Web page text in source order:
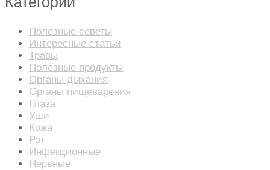
Полезные советы
Интересные статьи
Травы
Полезные продукты
Органы дыхания
Органы пищеварения
Глаза
Уши
Кожа
Рот
Инфекционные
Нервные